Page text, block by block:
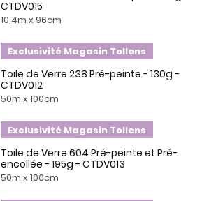
CTDV015
10,4m x 96cm
Exclusivité Magasin Tollens
Toile de Verre 238 Pré-peinte - 130g -
CTDV012
50m x 100cm
Exclusivité Magasin Tollens
Toile de Verre 604 Pré-peinte et Pré-
encollée - 195g - CTDV013
50m x 100cm